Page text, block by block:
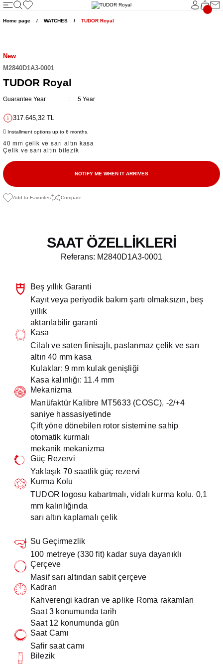
Black Bay 36 S&G
Black Bay 39
Black Bay 41
Black Bay 41 S&G
Black Bay 58 GMT
Black Bay 58 GMT
Black Bay Chrono S&G
Black Bay GMT
Black Bay GMT S&G
Black Bay P01
Pelagos FXD GMT
Pelagos LHD
Ranger
Ranger
Home page WATCHES TUDOR Royal
New
M2840D1A3-0001
TUDOR Royal
Guarantee Year 5 Year
317.645,32 TL
Installment options up to 6 months.
40 mm çelik ve sarı altın kasa
Çelik ve sarı altın bilezik
NOTIFY ME WHEN IT ARRIVES
Compare
SAAT ÖZELLİKLERİ
Referans: M2840D1A3-0001
Beş yıllık Garanti
Kayıt veya periyodik bakım şartı olmaksızın, beş
yıllık
aktarılabilir garanti
Kasa
Cilalı ve saten finisajlı, paslanmaz çelik ve sarı
altın 40 mm kasa
Kulaklar: 9 mm kulak genişliği
Kasa kalınlığı: 11.4 mm
Mekanizma
Manüfaktür Kalibre MT5633 (COSC), -2/+4
saniye hassasiyetinde
Çift yöne dönebilen rotor sistemine sahip
otomatik kurmalı
mekanik mekanizma
Güç Rezervi
Yaklaşık 70 saatlik güç rezervi
Kurma Kolu
TUDOR logosu kabartmalı, vidalı kurma kolu. 0,1
mm kalınlığında
sarı altın kaplamalı çelik
Su Geçirmezlik
100 metreye (330 fit) kadar suya dayanıklı
Çerçeve
Masif sarı altından sabit çerçeve
Kadran
Kahverengi kadran ve aplike Roma rakamları
Saat 3 konumunda tarih
Saat 12 konumunda gün
Saat Camı
Safir saat camı
Bilezik